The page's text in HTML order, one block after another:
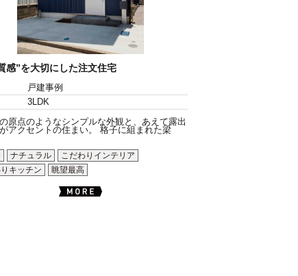
感”を大切にした注文住宅
戸建事例
3LDK
の原点のようなシンプルな外観と、あえて露出
アクセントの住まい。 格子に組まれた梁
ナチュラル
こだわりインテリア
キッチン
眺望最高